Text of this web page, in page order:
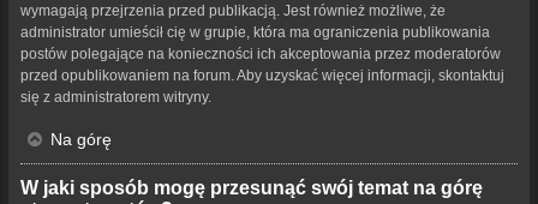
wymagają przejrzenia przed publikacją. Jest również możliwe, że
administrator umieścił cię w grupie, która ma ograniczenia publikowania
postów polegające na konieczności ich akceptowania przez moderatorów
przed opublikowaniem na forum. Aby uzyskać więcej informacji, skontaktuj
się z administratorem witryny.
Na górę
W jaki sposób mogę przesunąć swój temat na górę